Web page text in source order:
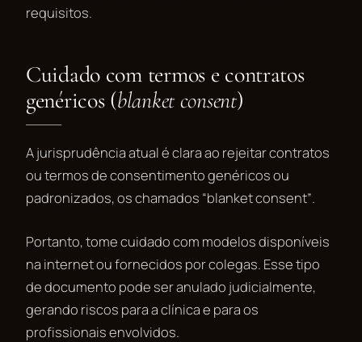
requisitos.
Cuidado com termos e contratos
genéricos (blanket consent)
A jurisprudência atual é clara ao rejeitar contratos
ou termos de consentimento genéricos ou
padronizados, os chamados “blanket consent”.
Portanto, tome cuidado com modelos disponíveis
na internet ou fornecidos por colegas. Esse tipo
de documento pode ser anulado judicialmente,
gerando riscos para a clínica e para os
profissionais envolvidos.